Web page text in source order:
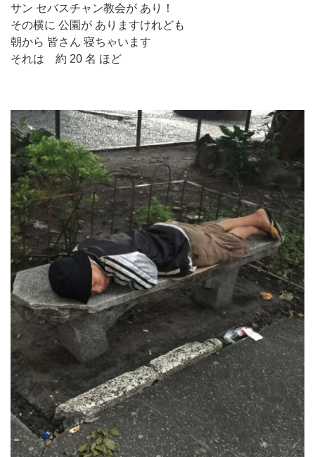
サン セバスチャン教会が あり！
その横に 公園が ありますけれども
朝から 皆さん 寝ちゃいます
それは 約 20 名 ほど